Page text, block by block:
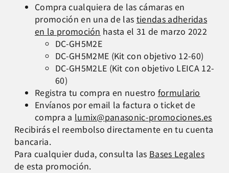
Compra cualquiera de las cámaras en
promoción en una de las tiendas adheridas
en la promoción hasta el 31 de marzo 2022
DC-GH5M2E
DC-GH5M2ME (Kit con objetivo 12-60)
DC-GH5M2LE (Kit con objetivo LEICA 12-
60)
Registra tu compra en nuestro formulario
Envíanos por email la factura o ticket de
compra a lumix@panasonic-promociones.es
Recibirás el reembolso directamente en tu cuenta
bancaria.
Para cualquier duda, consulta las Bases Legales
de esta promoción.